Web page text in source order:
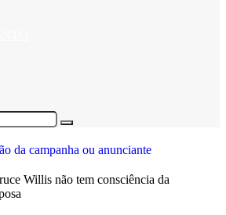
Procurar
Willis não tem consciência da